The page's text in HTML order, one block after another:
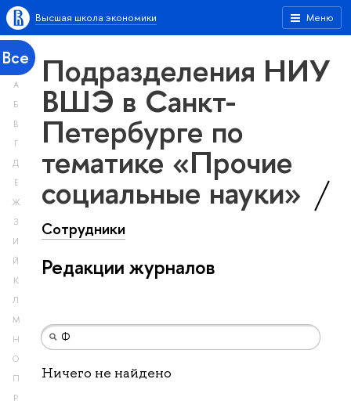
Меню
Высшая школа экономики
Все
А
Б
В
Г
Д
Е
Ж
З
И
Й
К
Л
М
Н
О
П
Р
Подразделения НИУ
ВШЭ в Санкт-
Петербурге по
тематике «Прочие
социальные науки»
Сотрудники
Редакции журналов
Ничего не найдено